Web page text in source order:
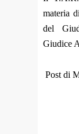
materia
del
Giudice
Post di